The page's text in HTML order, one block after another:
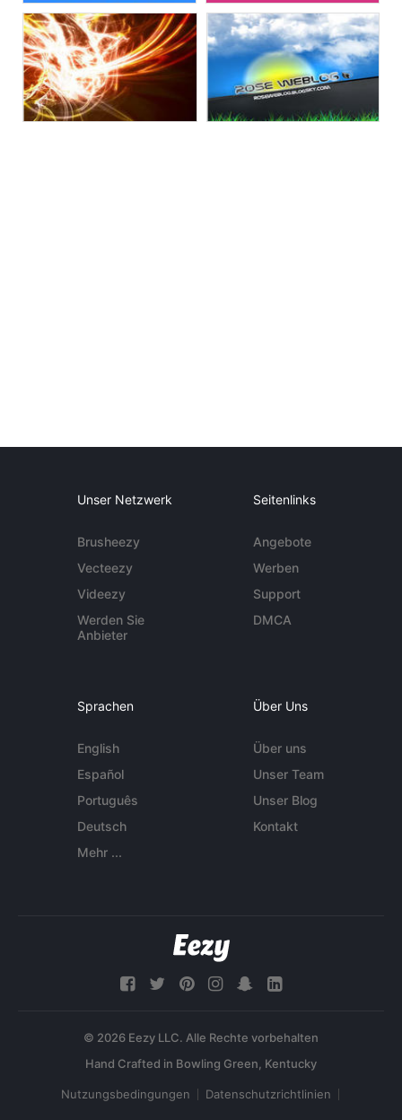
Unser Netzwerk
Brusheezy
Vecteezy
Videezy
Werden Sie
Anbieter
Seitenlinks
Angebote
Werben
Support
DMCA
Sprachen
English
Español
Português
Deutsch
Mehr ...
Über Uns
Über uns
Unser Team
Unser Blog
Kontakt
© 2026 Eezy LLC. Alle Rechte vorbehalten
Nutzungsbedingungen Datenschutzrichtlinien